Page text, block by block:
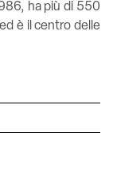
ha più di 550
è il centro delle